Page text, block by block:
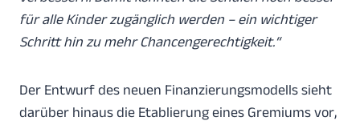
für alle Kinder zugänglich werden – ein wichtiger
Schritt hin zu mehr Chancengerechtigkeit.“
Der Entwurf des neuen Finanzierungsmodells sieht
darüber hinaus die Etablierung eines Gremiums vor,